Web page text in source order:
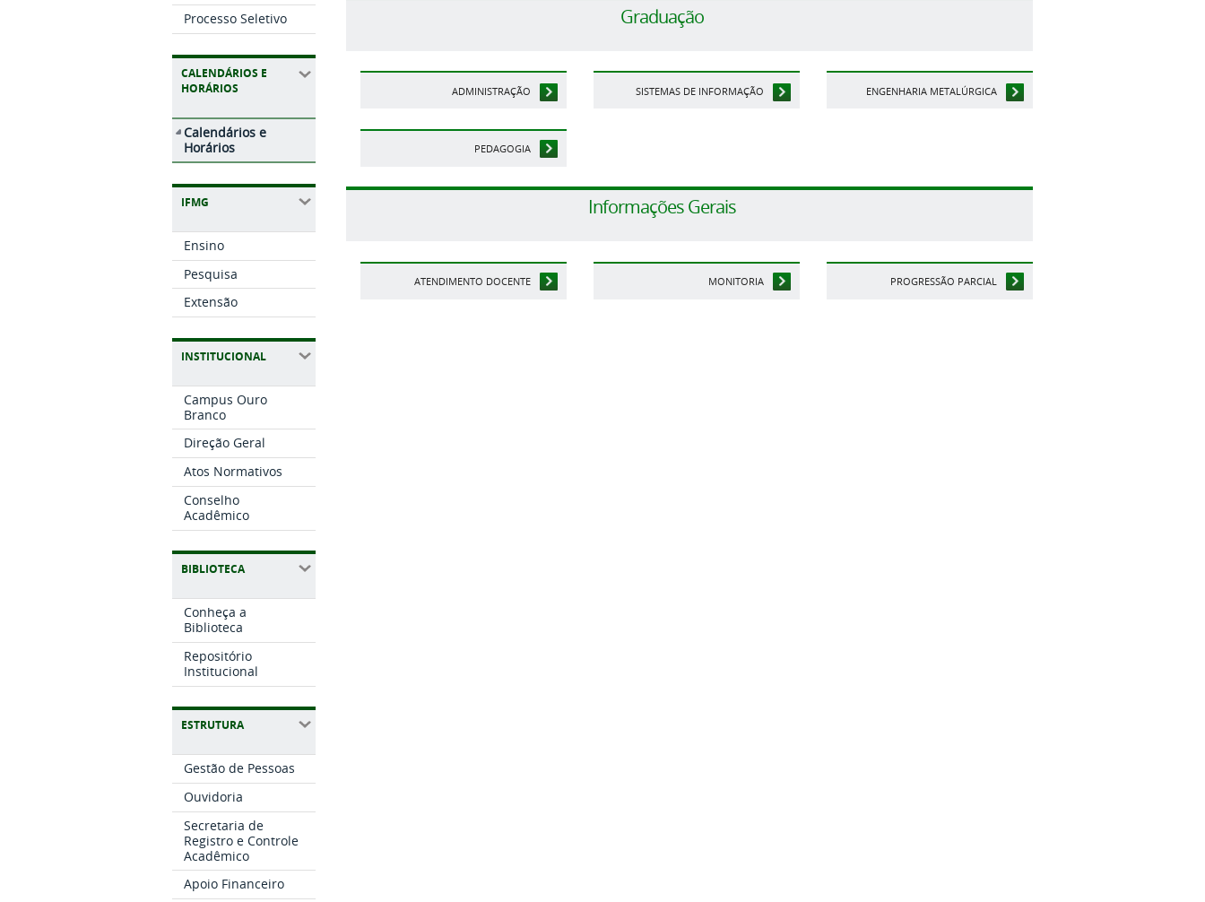
Processo Seletivo
CALENDÁRIOS E
HORÁRIOS
Calendários e
Horários
IFMG
Ensino
Pesquisa
Extensão
INSTITUCIONAL
Campus Ouro
Branco
Direção Geral
Atos Normativos
Conselho
Acadêmico
BIBLIOTECA
Conheça a
Biblioteca
Repositório
Institucional
ESTRUTURA
Gestão de Pessoas
Ouvidoria
Secretaria de
Registro e Controle
Acadêmico
Apoio Financeiro
Graduação
ADMINISTRAÇÃO SISTEMAS DE INFORMAÇÃO ENGENHARIA METALÚRGICA
PEDAGOGIA
Informações Gerais
ATENDIMENTO DOCENTE MONITORIA PROGRESSÃO PARCIAL